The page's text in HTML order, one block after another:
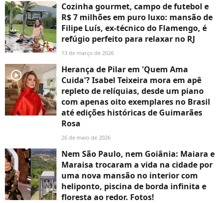
Cozinha gourmet, campo de futebol e
R$ 7 milhões em puro luxo: mansão de
Filipe Luís, ex-técnico do Flamengo, é
refúgio perfeito para relaxar no RJ
13 de março de 2026
player2
Herança de Pilar em 'Quem Ama
Cuida'? Isabel Teixeira mora em apê
repleto de relíquias, desde um piano
com apenas oito exemplares no Brasil
até edições históricas de Guimarães
Rosa
26 de maio de 2026
Nem São Paulo, nem Goiânia: Maiara e
Maraisa trocaram a vida na cidade por
uma nova mansão no interior com
heliponto, piscina de borda infinita e
floresta ao redor. Fotos!